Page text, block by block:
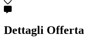
Dettagli Offerta